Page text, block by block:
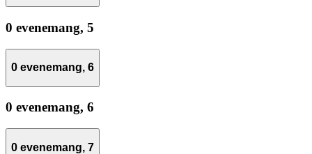
0 evenemang, 5
0 evenemang, 6
0 evenemang, 6
0 evenemang, 7